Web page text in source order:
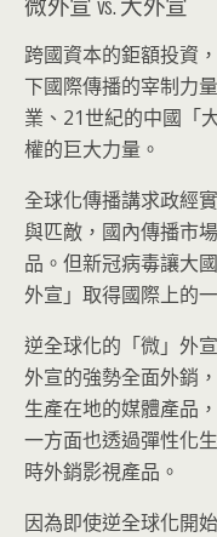
跨國資本的鉅額投資
下國際傳播的宰制力
業、21世紀的中國「
權的巨大力量。
全球化傳播講求政經
與匹敵，國內傳播市
品。但新冠病毒讓大
外宣」取得國際上的
逆全球化的「微」外
外宣的強勢全面外銷
生產在地的媒體產品
一方面也透過彈性化
時外銷影視產品。
因為即使逆全球化開